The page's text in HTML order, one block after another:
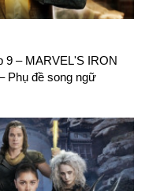
9 – MARVEL'S IRON
Phụ đề song ngữ